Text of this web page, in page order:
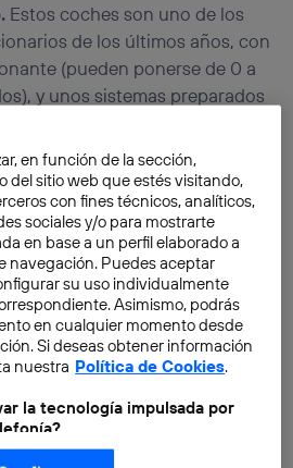
Estos coches son uno de los
de los últimos años, con
(pueden ponerse de 0 a
y unos sistemas preparados
contra un ataque biológico!
hacia la casa de
experta en comunicación,
y profesora en Stanford. Al
en su salón, donde ya tiene
impartirnos unamaster class.
en función de la sección,
del sitio web que estés visitando,
con fines técnicos, analíticos,
sociales y/o para mostrarte
en base a un perfil elaborado a
navegación. Puedes aceptar
su uso individualmente
Asimismo, podrás
en cualquier momento desde
Si deseas obtener información
nuestra Política de Cookies.
la tecnología impulsada por
utilizamos la tecnología Utiq para